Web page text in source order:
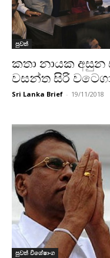
පුවත්
කතා නායක අසුන
වසන්ත සිරි
Sri Lanka Brief - 19/11/2018
පුවත් විශේෂාංග